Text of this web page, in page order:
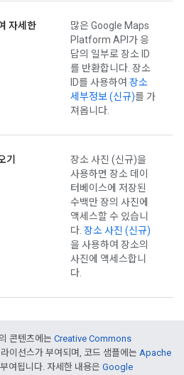
자세한
많은 Google Maps
Platform API가 응
답의 일부로 장소 ID
를 반환합니다. 장소
ID를 사용하여 장소
세부정보 (신규)를 가
져옵니다.
기
장소 사진 (신규)을
사용하면 장소 데이
터베이스에 저장된
수백만 장의 사진에
액세스할 수 있습니
다. 장소 사진 (신규)
을 사용하여 장소의
사진에 액세스합니
다.
콘텐츠에는 Creative Commons
이선스가 부여되며, 코드 샘플에는 Apache
여됩니다. 자세한 내용은 Google